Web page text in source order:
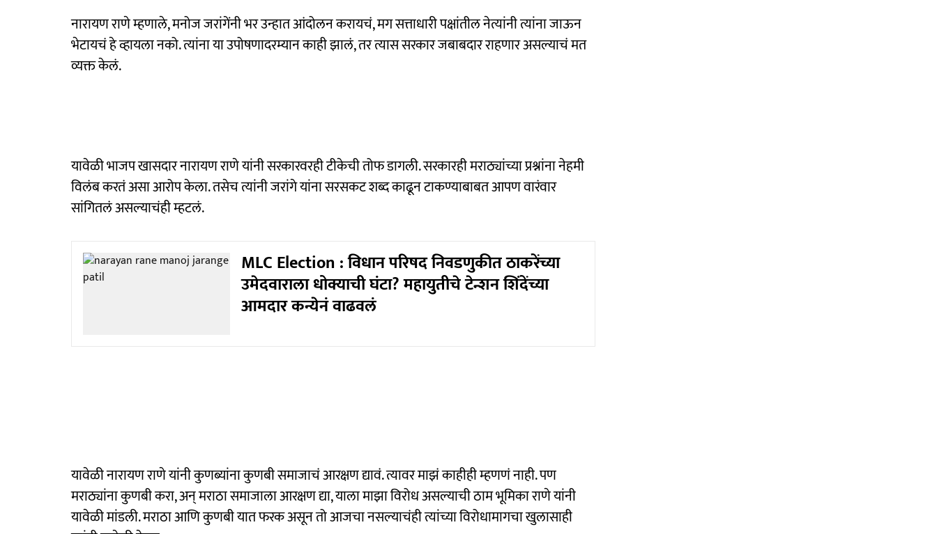
नारायण राणे म्हणाले, मनोज जरांगेंनी भर उन्हात आंदोलन करायचं, मग सत्ताधारी पक्षांतील नेत्यांनी त्यांना जाऊन
भेटायचं हे व्हायला नको. त्यांना या उपोषणादरम्यान काही झालं, तर त्यास सरकार जबाबदार राहणार असल्याचं मत
व्यक्त केलं.
यावेळी भाजप खासदार नारायण राणे यांनी सरकारवरही टीकेची तोफ डागली. सरकारही मराठ्यांच्या प्रश्नांना नेहमी
विलंब करतं असा आरोप केला. तसेच त्यांनी जरांगे यांना सरसकट शब्द काढून टाकण्याबाबत आपण वारंवार
सांगितलं असल्याचंही म्हटलं.
MLC Election : विधान परिषद निवडणुकीत ठाकरेंच्या
उमेदवाराला धोक्याची घंटा? महायुतीचे टेन्शन शिंदेंच्या
आमदार कन्येनं वाढवलं
यावेळी नारायण राणे यांनी कुणब्यांना कुणबी समाजाचं आरक्षण द्यावं. त्यावर माझं काहीही म्हणणं नाही. पण
मराठ्यांना कुणबी करा, अन् मराठा समाजाला आरक्षण द्या, याला माझा विरोध असल्याची ठाम भूमिका राणे यांनी
यावेळी मांडली. मराठा आणि कुणबी यात फरक असून तो आजचा नसल्याचंही त्यांच्या विरोधामागचा खुलासाही